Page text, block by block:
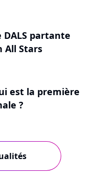
partante
All Stars
est la première
?